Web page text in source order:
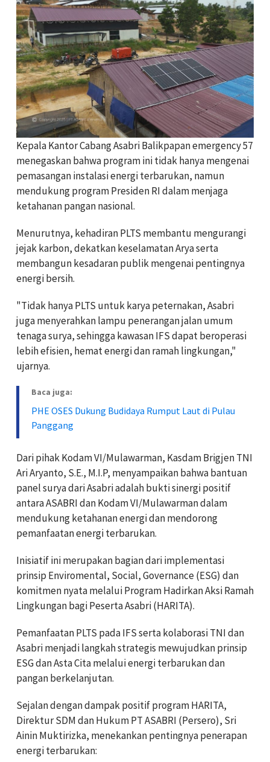
Kepala Kantor Cabang Asabri Balikpapan emergency 57
menegaskan bahwa program ini tidak hanya mengenai
pemasangan instalasi energi terbarukan, namun
mendukung program Presiden RI dalam menjaga
ketahanan pangan nasional.
Menurutnya, kehadiran PLTS membantu mengurangi
jejak karbon, dekatkan keselamatan Arya serta
membangun kesadaran publik mengenai pentingnya
energi bersih.
"Tidak hanya PLTS untuk karya peternakan, Asabri
juga menyerahkan lampu penerangan jalan umum
tenaga surya, sehingga kawasan IFS dapat beroperasi
lebih efisien, hemat energi dan ramah lingkungan,"
ujarnya.
Baca juga:
PHE OSES Dukung Budidaya Rumput Laut di Pulau
Panggang
Dari pihak Kodam VI/Mulawarman, Kasdam Brigjen TNI
Ari Aryanto, S.E., M.I.P, menyampaikan bahwa bantuan
panel surya dari Asabri adalah bukti sinergi positif
antara ASABRI dan Kodam VI/Mulawarman dalam
mendukung ketahanan energi dan mendorong
pemanfaatan energi terbarukan.
Inisiatif ini merupakan bagian dari implementasi
prinsip Enviromental, Social, Governance (ESG) dan
komitmen nyata melalui Program Hadirkan Aksi Ramah
Lingkungan bagi Peserta Asabri (HARITA).
Pemanfaatan PLTS pada IFS serta kolaborasi TNI dan
Asabri menjadi langkah strategis mewujudkan prinsip
ESG dan Asta Cita melalui energi terbarukan dan
pangan berkelanjutan.
Sejalan dengan dampak positif program HARITA,
Direktur SDM dan Hukum PT ASABRI (Persero), Sri
Ainin Muktirizka, menekankan pentingnya penerapan
energi terbarukan: